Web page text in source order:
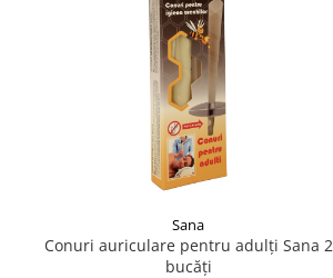
Sana
Conuri auriculare pentru adulți Sana 2
bucăți